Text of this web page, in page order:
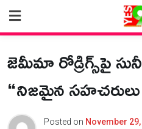
content
జెమీమా రోడ్రిగ్స్‌పై
“నిజమైన
Posted on November